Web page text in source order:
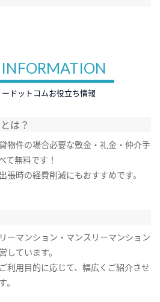
INFORMATION
ドットコムお役立ち情報
は？
物件の場合必要な敷金・礼金・仲介手
て無料です！
張時の経費削減にもおすすめです。
ーマンション・マンスリーマンション
しています。
利用目的に応じて、幅広くご紹介させ
。